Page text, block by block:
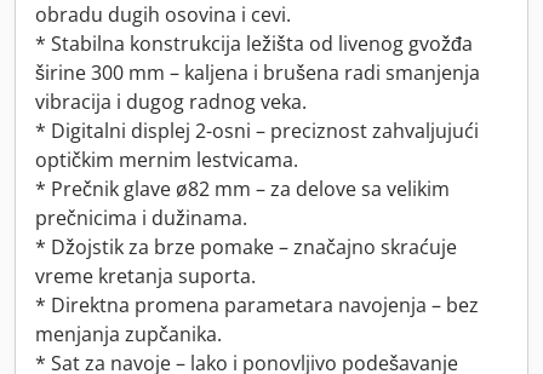
obradu dugih osovina i cevi.
* Stabilna konstrukcija ležišta od livenog gvožđa
širine 300 mm – kaljena i brušena radi smanjenja
vibracija i dugog radnog veka.
* Digitalni displej 2-osni – preciznost zahvaljujući
optičkim mernim lestvicama.
* Prečnik glave ø82 mm – za delove sa velikim
prečnicima i dužinama.
* Džojstik za brze pomake – značajno skraćuje
vreme kretanja suporta.
* Direktna promena parametara navojenja – bez
menjanja zupčanika.
* Sat za navoje – lako i ponovljivo podešavanje